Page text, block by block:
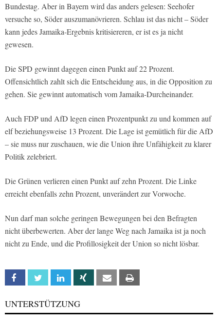
Bundestag. Aber in Bayern wird das anders gelesen: Seehofer
versuche so, Söder auszumanövrieren. Schlau ist das nicht – Söder
kann jedes Jamaika-Ergebnis kritisiereren, er ist es ja nicht
gewesen.
Die SPD gewinnt dagegen einen Punkt auf 22 Prozent.
Offensichtlich zahlt sich die Entscheidung aus, in die Opposition zu
gehen. Sie gewinnt automatisch vom Jamaika-Durcheinander.
Auch FDP und AfD legen einen Prozentpunkt zu und kommen auf
elf beziehungsweise 13 Prozent. Die Lage ist gemütlich für die AfD
– sie muss nur zuschauen, wie die Union ihre Unfähigkeit zu klarer
Politik zelebriert.
Die Grünen verlieren einen Punkt auf zehn Prozent. Die Linke
erreicht ebenfalls zehn Prozent, unverändert zur Vorwoche.
Nun darf man solche geringen Bewegungen bei den Befragten
nicht überbewerten. Aber der lange Weg nach Jamaika ist ja noch
nicht zu Ende, und die Profillosigkeit der Union so nicht lösbar.
Facebook Twitter Linkedin Xing Email
UNTERSTÜTZUNG